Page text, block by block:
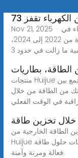
Nov 21, 2025 · وارتفعت استثمارات بطاريات تخزين الكهرباء في
الاقتصادات النامية بأكثر من الضعف خلال المدة من 2022 إلى 2024،
الطاقة، بطاريات
منتجات Huijue للاستخدام الصناعي والتجاري والمنزلي. تجمع بين
من الطاقة من خلال
خلال تخزين طاقة
الطاقة الخارجية من
Huijue بسعة 215 كيلو وات في الساعة توفر للمؤسسات حلول طاقة
فعالة ومرنة وآمنة.